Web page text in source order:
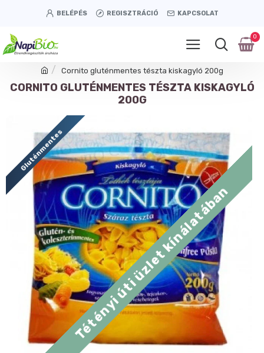
BELÉPÉS REGISZTRÁCIÓ KAPCSOLAT
0
Cornito gluténmentes tészta kiskagyló 200g
CORNITO GLUTÉNMENTES TÉSZTA KISKAGYLÓ
200G
Gluténmentes
Tétényi úti üzlet kínálatában